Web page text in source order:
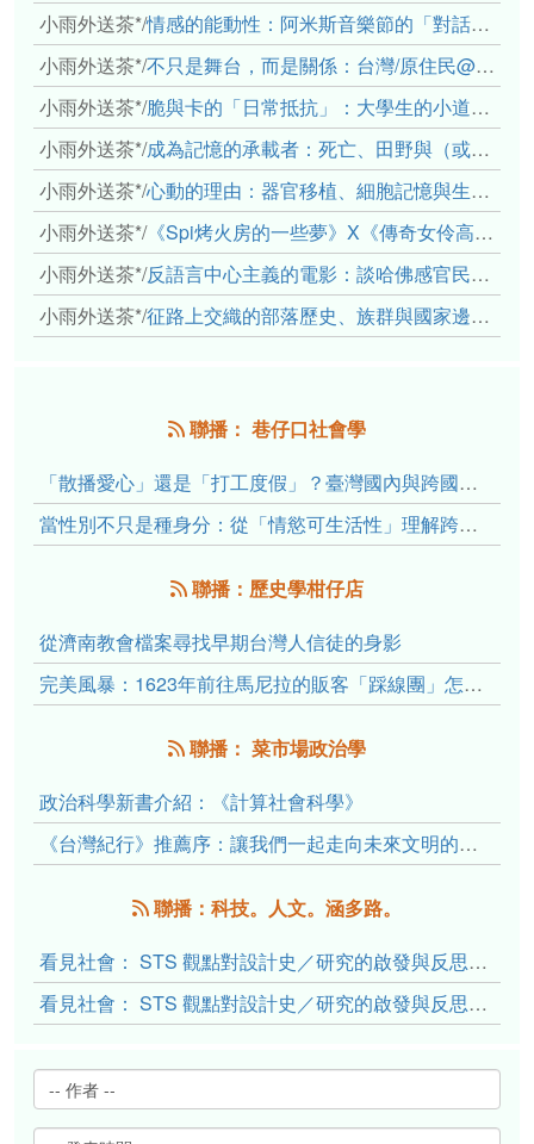
小雨外送茶*/情感的能動性：阿米斯音樂節的「對話觀察」
小雨外送茶*/不只是舞台，而是關係：台灣/原住民@太平洋藝術節（中）
小雨外送茶*/脆與卡的「日常抵抗」：大學生的小道消息、情感主體與弱者的武器
小雨外送茶*/成為記憶的承載者：死亡、田野與（或許是）人類學的成年禮
小雨外送茶*/心動的理由：器官移植、細胞記憶與生死之絆
小雨外送茶*/《Spi烤火房的一些夢》X《傳奇女伶高菊花》： 透過紀錄片領會原民文化與歷史的重量
小雨外送茶*/反語言中心主義的電影：談哈佛感官民族誌實驗室
小雨外送茶*/征路上交織的部落歷史、族群與國家邊界敘事： 《路有多長》、《高砂的翅膀》、《檔案／李光輝》
聯播： 巷仔口社會學
「散播愛心」還是「打工度假」？臺灣國內與跨國捐卵的利他修辭、金錢動機與身體代價
當性別不只是種身分：從「情慾可生活性」理解跨性別者的身體、慾望與認同探索
聯播：歷史學柑仔店
從濟南教會檔案尋找早期台灣人信徒的身影
完美風暴：1623年前往馬尼拉的販客「踩線團」怎麼會困死於澎湖?
聯播： 菜市場政治學
政治科學新書介紹：《計算社會科學》
《台灣紀行》推薦序：讓我們一起走向未來文明的備忘錄
聯播：科技。人文。涵多路。
看見社會： STS 觀點對設計史／研究的啟發與反思（下）
看見社會： STS 觀點對設計史／研究的啟發與反思（上）